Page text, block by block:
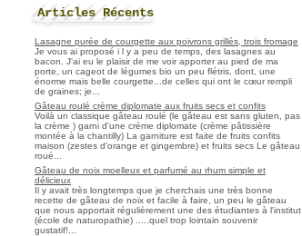
Articles Récents
Lasagne purée de courgette aux poivrons grillés, trois fromage
Je vous ai proposé i l y a peu de temps, des lasagnes au
bacon. J'ai eu le plaisir de me voir apporter au pied de ma
porte, un cageot de légumes bio un peu flétris, dont, une
énorme mais belle courgette...de celles qui ont le cœur rempli
de graines; je...
Gâteau roulé crème diplomate aux fruits secs et confits
Voilà un classique gâteau roulé (le gâteau est sans gluten, pas
la crème ) garni d'une crème diplomate (crème pâtissière
montée à la chantilly) La garniture est faite de fruits confits
maison (zestes d'orange et gingembre) et fruits secs Le gâteau
roué...
Gâteau de noix moelleux et parfumé au rhum simple et
délicieux
Il y avait très longtemps que je cherchais une très bonne
recette de gâteau de noix et facile à faire, un peu le gâteau
que nous apportait régulièrement une des étudiantes à l'institut
(école de naturopathie) .....quel trop lointain souvenir
gustatif!...